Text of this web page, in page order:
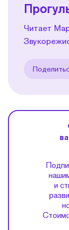
Читает
и